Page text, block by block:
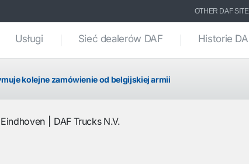
OTHER DAF
Usługi Sieć dealerów DAF Historie
kolejne zamówienie od belgijskiej armii
Eindhoven DAF Trucks N.V.